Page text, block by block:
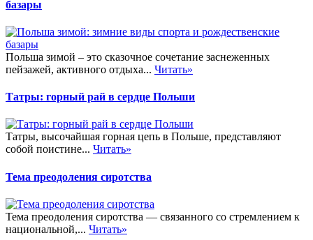
базары
Польша зимой – это сказочное сочетание заснеженных
пейзажей, активного отдыха... Читать»
Татры: горный рай в сердце Польши
Татры, высочайшая горная цепь в Польше, представляют
собой поистине... Читать»
Тема преодоления сиротства
Тема преодоления сиротства — связанного со стремлением к
национальной,... Читать»